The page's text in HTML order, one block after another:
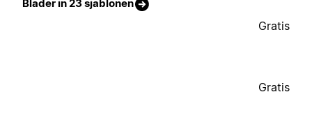
Blader in 23 sjablonen
Gratis
Gratis